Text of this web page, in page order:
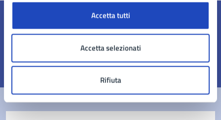
Accetta tutti
Accetta selezionati
Rifiuta
Quanto sono chiare le informazioni su questa
pagina?